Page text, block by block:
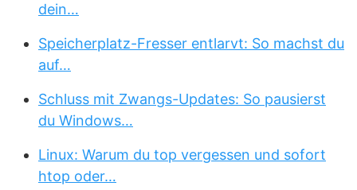
dein…
Speicherplatz-Fresser entlarvt: So machst du
auf…
Schluss mit Zwangs-Updates: So pausierst
du Windows…
Linux: Warum du top vergessen und sofort
htop oder…